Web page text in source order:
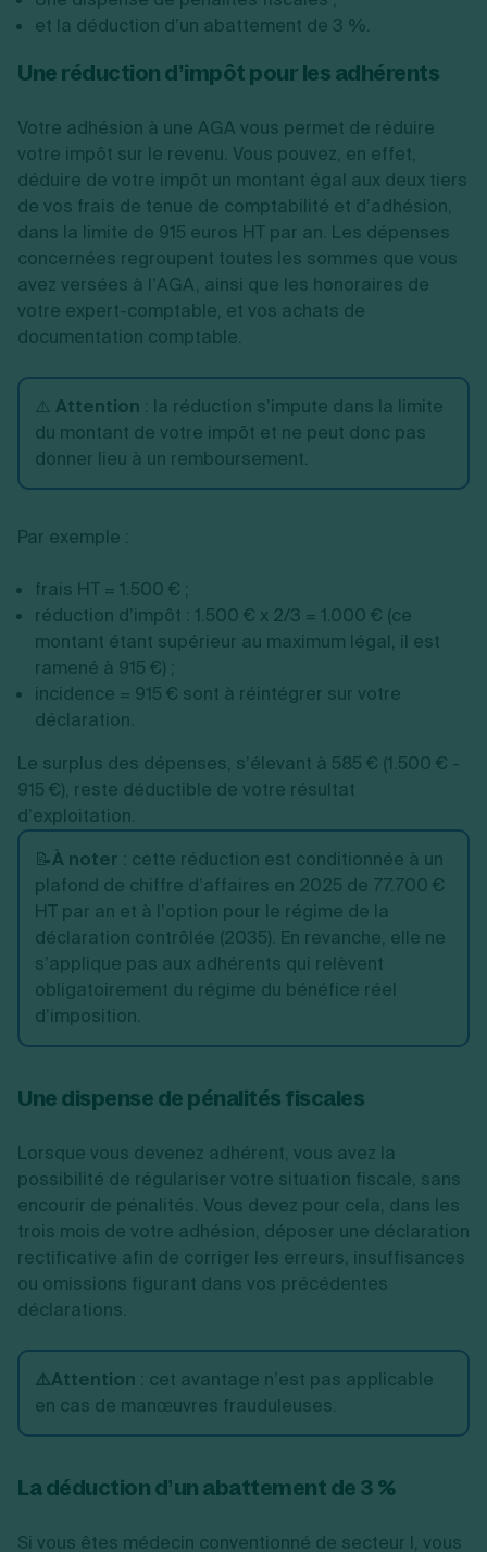
et la déduction d’un abattement de 3 %.
Une réduction d’impôt pour les adhérents
Votre adhésion à une AGA vous permet de réduire
votre impôt sur le revenu. Vous pouvez, en effet,
déduire de votre impôt un montant égal aux deux tiers
de vos frais de tenue de comptabilité et d’adhésion,
dans la limite de 915 euros HT par an. Les dépenses
concernées regroupent toutes les sommes que vous
avez versées à l’AGA, ainsi que les honoraires de
votre expert-comptable, et vos achats de
documentation comptable.
⚠️ Attention : la réduction s’impute dans la limite
du montant de votre impôt et ne peut donc pas
donner lieu à un remboursement.
Par exemple :
frais HT = 1.500 € ;
réduction d’impôt : 1.500 € x 2/3 = 1.000 € (ce
montant étant supérieur au maximum légal, il est
ramené à 915 €) ;
incidence = 915 € sont à réintégrer sur votre
déclaration.
Le surplus des dépenses, s’élevant à 585 € (1.500 € -
915 €), reste déductible de votre résultat
d’exploitation.
📝À noter : cette réduction est conditionnée à un
plafond de chiffre d’affaires en 2025 de 77.700 €
HT par an et à l’option pour le régime de la
déclaration contrôlée (2035). En revanche, elle ne
s’applique pas aux adhérents qui relèvent
obligatoirement du régime du bénéfice réel
d’imposition.
Une dispense de pénalités fiscales
Lorsque vous devenez adhérent, vous avez la
possibilité de régulariser votre situation fiscale, sans
encourir de pénalités. Vous devez pour cela, dans les
trois mois de votre adhésion, déposer une déclaration
rectificative afin de corriger les erreurs, insuffisances
ou omissions figurant dans vos précédentes
déclarations.
⚠️Attention : cet avantage n’est pas applicable
en cas de manœuvres frauduleuses.
La déduction d’un abattement de 3 %
Si vous êtes médecin conventionné de secteur I, vous